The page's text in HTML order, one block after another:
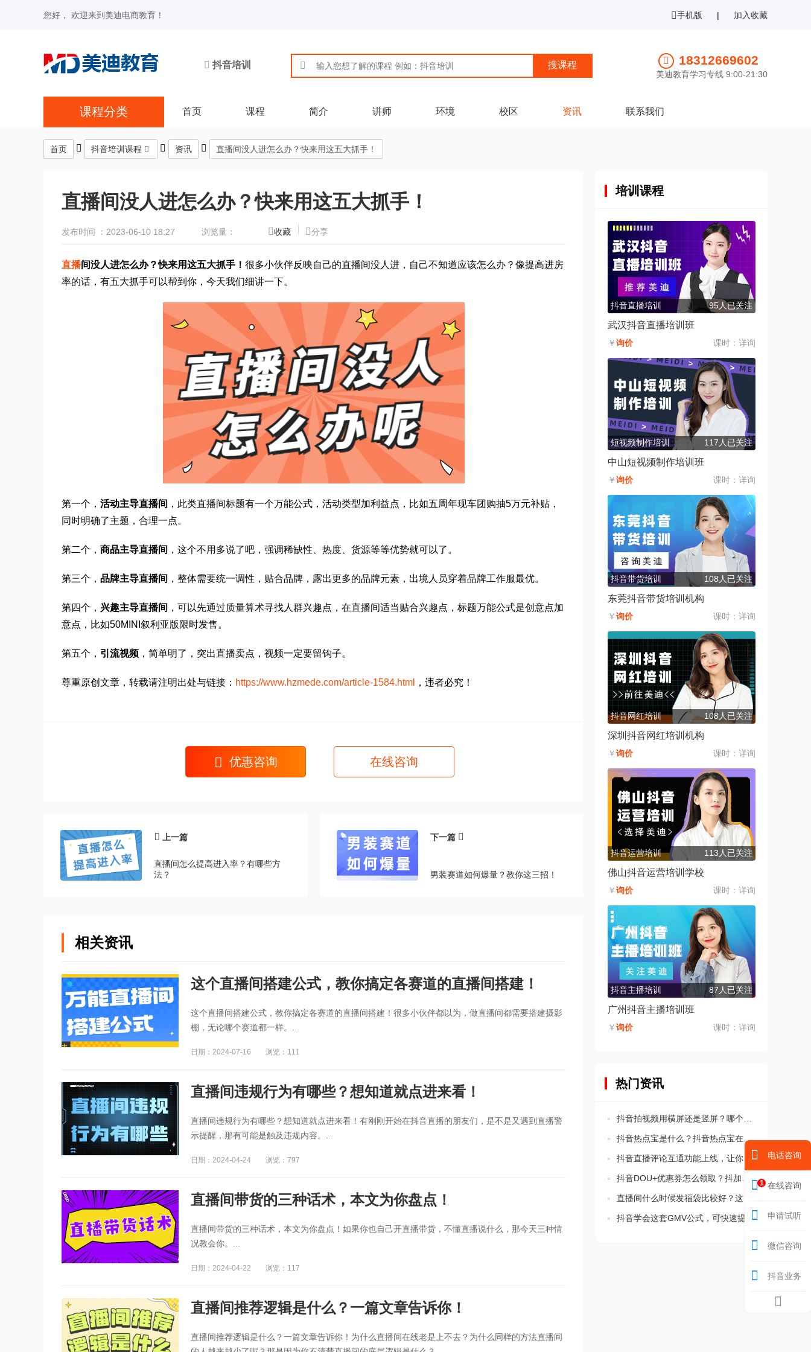
您好， 欢迎来到美迪电商教育！ 手机版 | 加入收藏
抖音培训 18312669602
美迪教育学习专线 9:00-21:30
课程分类 首页 课程 简介 讲师 环境 校区 资讯 联系我们
首页 抖音培训课程 资讯 直播间没人进怎么办？快来用这五大抓手！
直播间没人进怎么办？快来用这五大抓手！
发布时间 ：2023-06-10 18:27 浏览量： 收藏 分享
直播间没人进怎么办？快来用这五大抓手！ 很多小伙伴反映自己的直播间没人进，自己不知道应该怎么办？像提高进房
率的话，有五大抓手可以帮到你，今天我们细讲一下。
第一个， 活动主导直播间 ，此类直播间标题有一个万能公式，活动类型加利益点，比如五周年现车团购抽5万元补贴，
同时明确了主题，合理一点。
第二个， 商品主导直播间 ，这个不用多说了吧，强调稀缺性、热度、货源等等优势就可以了。
第三个， 品牌主导直播间 ，整体需要统一调性，贴合品牌，露出更多的品牌元素，出境人员穿着品牌工作服最优。
第四个， 兴趣主导直播间 ，可以先通过质量算术寻找人群兴趣点，在直播间适当贴合兴趣点，标题万能公式是创意点加
意点，比如50MINI叙利亚版限时发售。
第五个， 引流视频 ，简单明了，突出直播卖点，视频一定要留钩子。
尊重原创文章，转载请注明出处与链接： https://www.hzmede.com/article-1584.html ，违者必究！
优惠咨询 在线咨询
上一篇
直播间怎么提高进入率？有哪些方
法？
下一篇
男装赛道如何爆量？教你这三招！
相关资讯
这个直播间搭建公式，教你搞定各赛道的直播间搭建！
这个直播间搭建公式，教你搞定各赛道的直播间搭建！很多小伙伴都以为，做直播间都需要搭建摄影
棚，无论哪个赛道都一样。...
日期：2024-07-16 浏览：111
直播间违规行为有哪些？想知道就点进来看！
直播间违规行为有哪些？想知道就点进来看！有刚刚开始在抖音直播的朋友们，是不是又遇到直播警
示提醒，那有可能是触及违规内容。...
日期：2024-04-24 浏览：797
直播间带货的三种话术，本文为你盘点！
直播间带货的三种话术，本文为你盘点！如果你也自己开直播带货，不懂直播说什么，那今天三种情
况教会你。...
日期：2024-04-22 浏览：117
直播间推荐逻辑是什么？一篇文章告诉你！
直播间推荐逻辑是什么？一篇文章告诉你！为什么直播间在线老是上不去？为什么同样的方法直播间
培训课程
抖音直播培训 95人已关注
武汉抖音直播培训班
￥询价 课时： 详询
短视频制作培训 117人已关注
中山短视频制作培训班
￥询价 课时： 详询
抖音带货培训 108人已关注
东莞抖音带货培训机构
￥询价 课时： 详询
抖音网红培训 108人已关注
深圳抖音网红培训机构
￥询价 课时： 详询
抖音运营培训 113人已关注
佛山抖音运营培训学校
￥询价 课时： 详询
抖音主播培训 87人已关注
广州抖音主播培训班
￥询价 课时： 详询
热门资讯
抖音拍视频用横屏还是竖屏？哪个比较好？
抖音热点宝是什么？抖音热点宝在哪里？
抖音直播评论互通功能上线，让你的直播间更活跃！
抖音DOU+优惠券怎么领取？抖加优惠券在哪里领取的方法
直播间什么时候发福袋比较好？这三个时间要知道！
抖音学会这套GMV公式，可快速提升直播间转化率
电话咨询
1 在线咨询
申请试听
微信咨询
抖音业务